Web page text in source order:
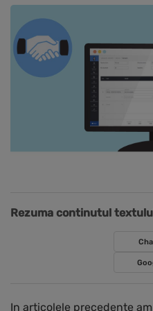
Rezuma continutul
In articolele precedente